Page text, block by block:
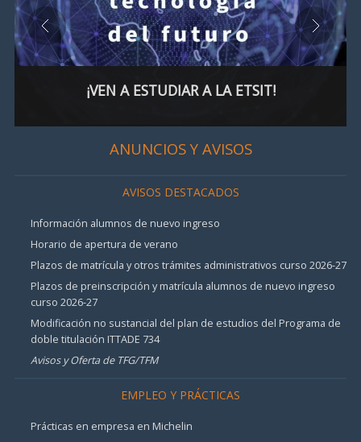
¡VEN A ESTUDIAR A LA ETSIT!
ANUNCIOS Y AVISOS
AVISOS DESTACADOS
Información alumnos de nuevo ingreso
Horario de apertura de verano
Plazos de matrícula y otros trámites administrativos curso 2026-27
Plazos de preinscripción y matrícula alumnos de nuevo ingreso
curso 2026-27
Modificación no sustancial del plan de estudios del Programa de
doble titulación ITTADE 734
Avisos y Oferta de TFG/TFM
EMPLEO Y PRÁCTICAS
Prácticas en empresa en Michelin